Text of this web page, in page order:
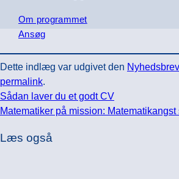
Om programmet
Ansøg
Dette indlæg var udgivet den Nyhedsbrev
permalink.
Sådan laver du et godt CV
Matematiker på mission:
Læs også